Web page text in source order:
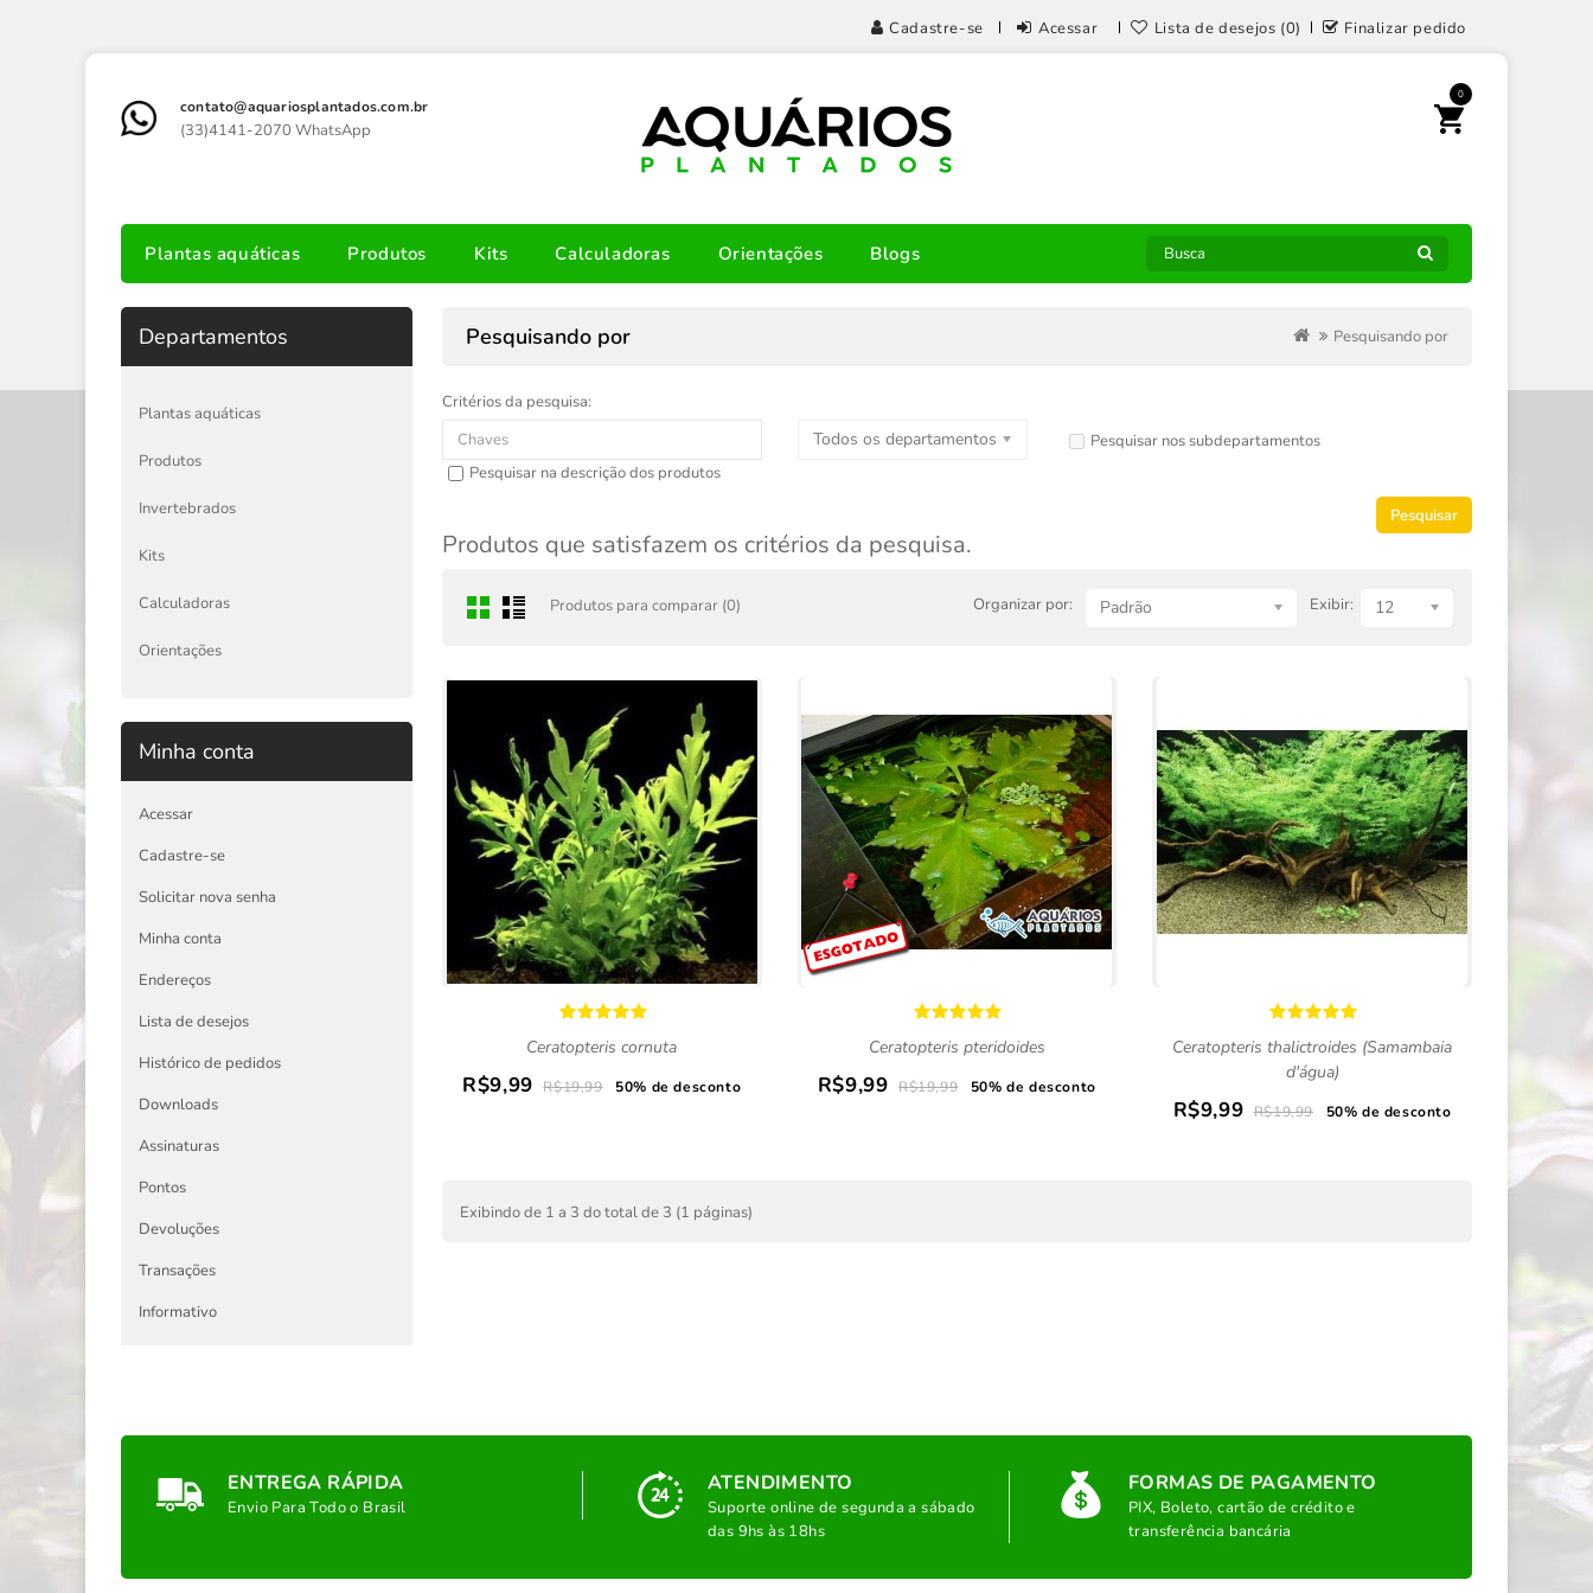
Cadastre-se Acessar Lista de desejos (0) Finalizar pedido
contato@aquariosplantados.com.br
(33)4141-2070 WhatsApp
0
Plantas aquáticas Produtos Kits Calculadoras Orientações Blogs
Departamentos
Plantas aquáticas
Produtos
Invertebrados
Kits
Calculadoras
Orientações
Minha conta
Acessar
Cadastre-se
Solicitar nova senha
Minha conta
Endereços
Lista de desejos
Histórico de pedidos
Downloads
Assinaturas
Pontos
Devoluções
Transações
Informativo
Pesquisando por Pesquisando por
Critérios da pesquisa:
Todos os departamentos
Pesquisar nos subdepartamentos
Pesquisar na descrição dos produtos
Produtos que satisfazem os critérios da pesquisa.
Produtos para comparar (0) Organizar por: Padrão Exibir: 12
Ceratopteris cornuta
R$9,99 R$19,99 50% de desconto
Ceratopteris pteridoides
R$9,99 R$19,99 50% de desconto
Ceratopteris thalictroides (Samambaia
d'água)
R$9,99 R$19,99 50% de desconto
Exibindo de 1 a 3 do total de 3 (1 páginas)
ENTREGA RÁPIDA
Envio Para Todo o Brasil
ATENDIMENTO
Suporte online de segunda a sábado
das 9hs às 18hs
FORMAS DE PAGAMENTO
PIX, Boleto, cartão de crédito e
transferência bancária